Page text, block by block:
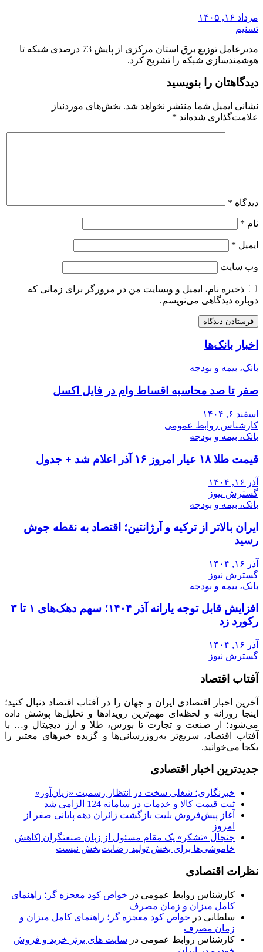
مرداد ۱۶, ۱۴۰۵
تسنیم
مدیرعامل توزیع برق استان مرکزی از پایش 73 درصدی شبکه تا
هوشمندسازی شبکه را تشریح کرد.
دیدگاهتان را بنویسید
نشانی ایمیل شما منتشر نخواهد شد. بخش‌های موردنیاز
علامت‌گذاری شده‌اند *
دیدگاه *
نام *
ایمیل *
وب‌ سایت
ذخیره نام، ایمیل و وبسایت من در مرورگر برای زمانی که
دوباره دیدگاهی می‌نویسم.
اخبار بانک‌ها
بانک، بیمه و بودجه
صفر تا صد محاسبه اقساط وام در فایل اکسل
اسفند ۶, ۱۴۰۴
کارشناس روابط عمومی
بانک، بیمه و بودجه
قیمت طلا ۱۸ عیار امروز ۱۶ آذر اعلام شد + جدول
آذر ۱۶, ۱۴۰۴
گسترش نیوز
بانک، بیمه و بودجه
ایران بالاتر از ترکیه و آرژانتین؛ اقتصاد به نقطه جوش
رسید
آذر ۱۶, ۱۴۰۴
گسترش نیوز
بانک، بیمه و بودجه
افزایش قابل توجه یارانه آذر ۱۴۰۴؛ سهم دهک‌های ۱ تا ۳
رکورد زد
آذر ۱۶, ۱۴۰۴
گسترش نیوز
آفتاب اقتصاد
آخرین اخبار اقتصادی ایران و جهان را در آفتاب اقتصاد دنبال کنید؛
اینجا روزانه و لحظه‌ای مهم‌ترین رویدادها و تحلیل‌ها پوشش داده
می‌شود؛ از صنعت و تجارت تا بورس، طلا و ارز دیجیتال و… با
آفتاب اقتصاد، سریع‌تر به‌روزرسانی‌ها و گزیده خبرهای معتبر را
یکجا می‌خوانید.
جدیدترین اخبار اقتصادی
خبرنگاری؛ شغلی سخت در انتظار رسمیت «زیان‌آور»
ثبت قیمت کالا و خدمات در سامانه 124 الزامی شد
آغاز پیش‌فروش بلیت بازگشت زائران دهه پایانی صفر از
امروز
جنجال «تشکر» یک مقام مسئول از زبان صنعتگران |کاهش
خاموشی‌ها برای بخش تولید رضایت‌بخش نیست
نظرات اقتصادی
کارشناس روابط عمومی در خواص کود معجزه گر؛ راهنمای
کامل میزان و زمان مصرف
سلطانی در خواص کود معجزه گر؛ راهنمای کامل میزان و
زمان مصرف
کارشناس روابط عمومی در سایت های برتر خرید و فروش